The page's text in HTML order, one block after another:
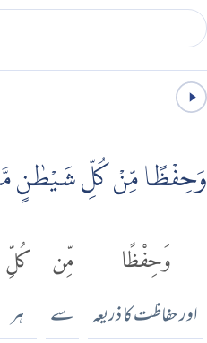
وَحِفْظًا مِّنْ كُلِّ شَيْطٰنٍ
وَحِفْظًا
اور حفاظت کا ذریعہ
مِّن
سے
كُلِّ
ہر